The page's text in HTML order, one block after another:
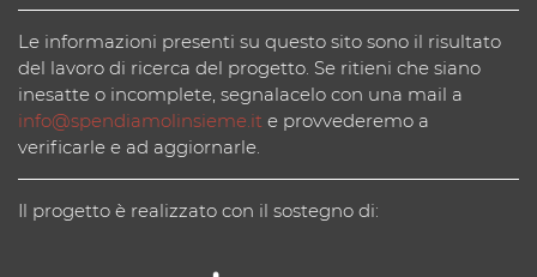
Le informazioni presenti su questo sito sono il risultato
del lavoro di ricerca del progetto. Se ritieni che siano
inesatte o incomplete, segnalacelo con una mail a
info@spendiamolinsieme.it e provvederemo a
verificarle e ad aggiornarle.
Il progetto è realizzato con il sostegno di: